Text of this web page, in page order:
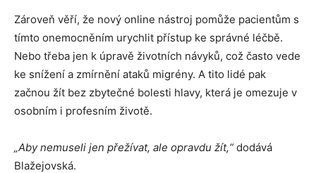
Zároveň věří, že nový online nástroj pomůže pacientům s
tímto onemocněním urychlit přístup ke správné léčbě.
Nebo třeba jen k úpravě životních návyků, což často vede
ke snížení a zmírnění ataků migrény. A tito lidé pak
začnou žít bez zbytečné bolesti hlavy, která je omezuje v
osobním i profesním životě.
„Aby nemuseli jen přežívat, ale opravdu žít,“dodává
Blažejovská.